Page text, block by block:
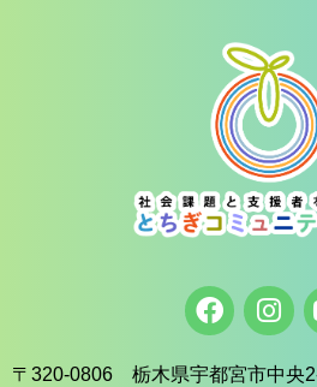
〒320-0806 栃木県宇都宮市中央